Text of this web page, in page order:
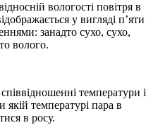
вологості повітря в
у вигляді п’яти
занадто сухо, сухо,
волого.
температури і
якій температурі пара в
в росу.